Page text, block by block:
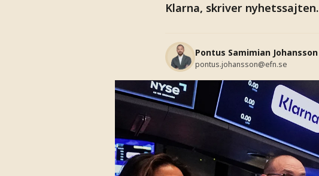
Klarna, skriver nyhetssajten.
Pontus Samimian Johansson
pontus.johansson@efn.se